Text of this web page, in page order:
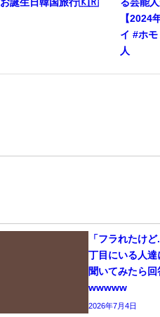
【2024
イ #ホ
人
「フラれたけ
丁目にいる人
聞いてみたら
wwwww
2026年7月4日